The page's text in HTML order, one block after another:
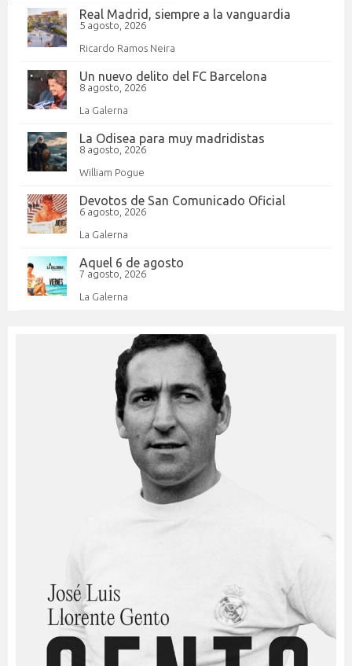
Real Madrid, siempre a la vanguardia
5 agosto, 2026
Ricardo Ramos Neira
Un nuevo delito del FC Barcelona
8 agosto, 2026
La Galerna
La Odisea para muy madridistas
8 agosto, 2026
William Pogue
Devotos de San Comunicado Oficial
6 agosto, 2026
La Galerna
Aquel 6 de agosto
7 agosto, 2026
La Galerna